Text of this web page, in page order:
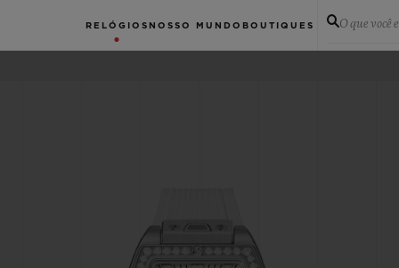
RELÓGIOS NOSSO MUNDO BOUTIQUES O que você